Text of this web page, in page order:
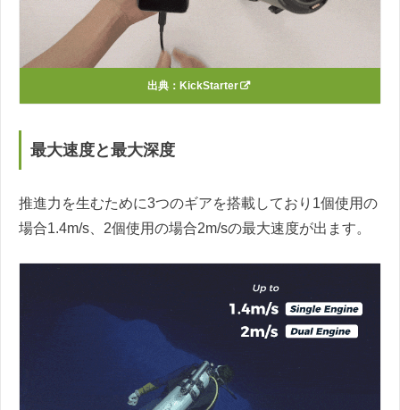
出典： KickStarter
最大速度と最大深度
推進力を生むために3つのギアを搭載しており1個使用の
場合1.4m/s、2個使用の場合2m/sの最大速度が出ます。